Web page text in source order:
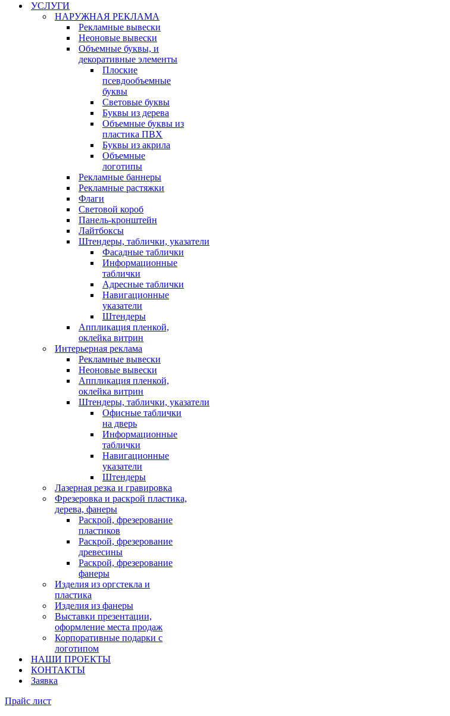
УСЛУГИ
НАРУЖНАЯ РЕКЛАМА
Рекламные вывески
Неоновые вывески
Объемные буквы, и
декоративные элементы
Плоские
псевдообъемные
буквы
Световые буквы
Буквы из дерева
Объемные буквы из
пластика ПВХ
Буквы из акрила
Объемные
логотипы
Рекламные баннеры
Рекламные растяжки
Флаги
Световой короб
Панель-кронштейн
Лайтбоксы
Штендеры, таблички, указатели
Фасадные таблички
Информационные
таблички
Адресные таблички
Навигационные
указатели
Штендеры
Аппликация пленкой,
оклейка витрин
Интерьерная реклама
Рекламные вывески
Неоновые вывески
Аппликация пленкой,
оклейка витрин
Штендеры, таблички, указатели
Офисные таблички
на дверь
Информационные
таблички
Навигационные
указатели
Штендеры
Лазерная резка и гравировка
Фрезеровка и раскрой пластика,
дерева, фанеры
Раскрой, фрезерование
пластиков
Раскрой, фрезерование
древесины
Раскрой, фрезерование
фанеры
Изделия из оргстекла и
пластика
Изделия из фанеры
Выставки презентации,
оформление места продаж
Корпоративные подарки с
логотипом
НАШИ ПРОЕКТЫ
КОНТАКТЫ
Заявка
Прайс лист